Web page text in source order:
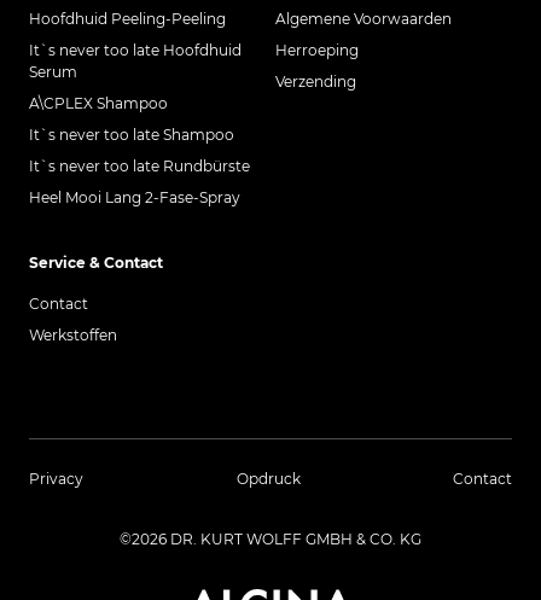
Hoofdhuid Peeling-Peeling
It`s never too late Hoofdhuid
Serum
A\CPLEX Shampoo
It`s never too late Shampoo
It`s never too late Rundbürste
Heel Mooi Lang 2-Fase-Spray
Algemene Voorwaarden
Herroeping
Verzending
Service & Contact
Contact
Werkstoffen
Privacy Opdruck Contact
©2026 DR. KURT WOLFF GMBH & CO. KG